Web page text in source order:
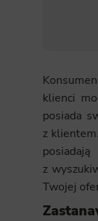
klienci
posiada
z
z
Twojej